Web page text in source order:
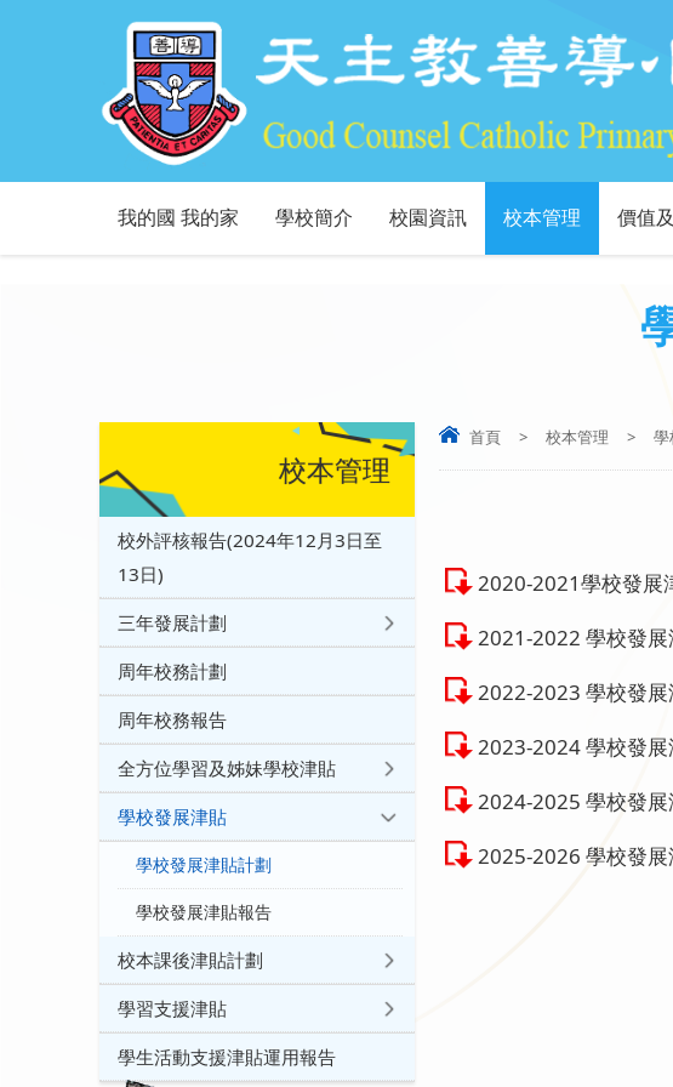
我的國 我的家 學校簡介 校園資訊 校本管理 價值
首頁 > 校本管理 > 學
2020-2021學校發展
2021-2022 學校發
2022-2023 學校發
2023-2024 學校發
2024-2025 學校發
2025-2026 學校發
校本管理
校外評核報告(2024年12月3日至
13日)
三年發展計劃
周年校務計劃
周年校務報告
全方位學習及姊妹學校津貼
學校發展津貼
學校發展津貼計劃
學校發展津貼報告
校本課後津貼計劃
學習支援津貼
學生活動支援津貼運用報告